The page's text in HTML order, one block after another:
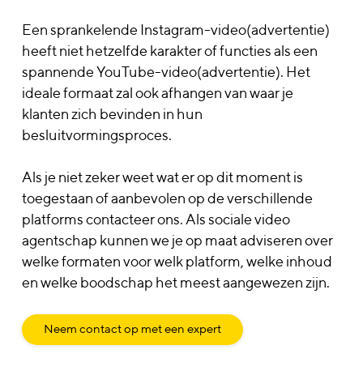
Een sprankelende Instagram-video(advertentie)
heeft niet hetzelfde karakter of functies als een
spannende YouTube-video(advertentie). Het
ideale formaat zal ook afhangen van waar je
klanten zich bevinden in hun
besluitvormingsproces.
Als je niet zeker weet wat er op dit moment is
toegestaan of aanbevolen op de verschillende
platforms contacteer ons. Als sociale video
agentschap kunnen we je op maat adviseren over
welke formaten voor welk platform, welke inhoud
en welke boodschap het meest aangewezen zijn.
Neem contact op met een expert